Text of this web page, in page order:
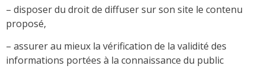
– disposer du droit de diffuser sur son site le contenu
proposé,
– assurer au mieux la vérification de la validité des
informations portées à la connaissance du public